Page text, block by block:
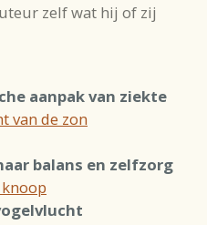
zelf wat hij of zij
aanpak van ziekte
van de zon
balans en zelfzorg